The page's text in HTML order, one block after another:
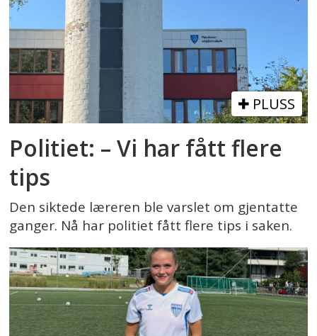
PLUSS
Politiet: – Vi har fått flere
tips
Den siktede læreren ble varslet om gjentatte
ganger. Nå har politiet fått flere tips i saken.